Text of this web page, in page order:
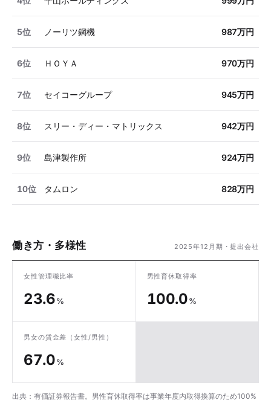
5位 ノーリツ鋼機 987万円
6位 ＨＯＹＡ 970万円
7位 セイコーグループ 945万円
8位 スリー・ディー・マトリックス 942万円
9位 島津製作所 924万円
10位 タムロン 828万円
働き方・多様性 2025年12月期・提出会社
女性管理職比率
23.6%
男性育休取得率
100.0%
男女の賃金差 （女性/男性）
67.0%
出典：有価証券報告書。男性育休取得率は事業年度内取得換算のため100%